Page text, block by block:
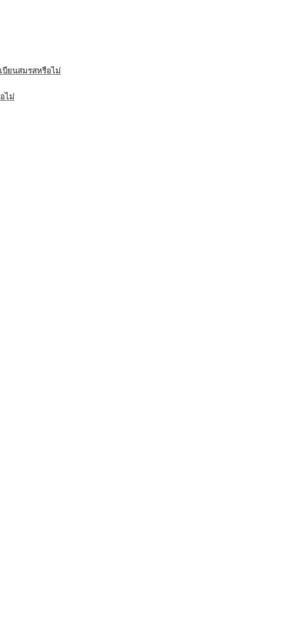
บียนสมรสหรือไม่
ไม่